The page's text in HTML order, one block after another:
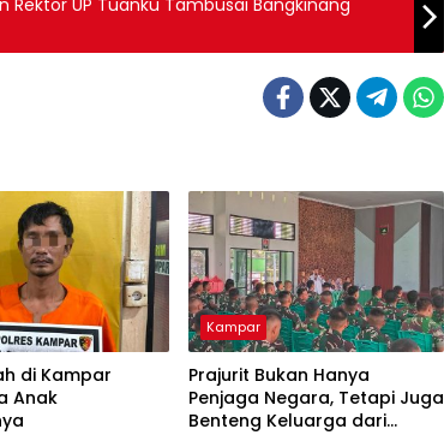
di Kampar
Anak
Kampar
Prajurit Bukan Hanya
Penjaga Negara, Tetapi Juga
Benteng Keluarga dari